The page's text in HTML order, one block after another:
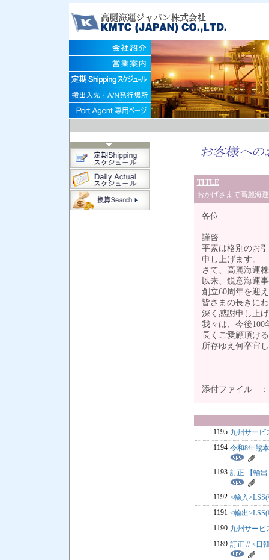
TITLE
おかげさまで高麗海
各位
謹啓
平素は格別のお
申し上げます。
さて、高麗海運
以来、鋭意海運
創立60周年を迎
皆さまの長きに
深く感謝申し上
我々は、今後100
長くご愛顧頂け
所存ゆえ何卒宜
添付ファイル
1195 九州サービ
1194 令和8年熊
1193 訂正 【輸
1192 <輸入
1191 <輸出
1190 九州サービ
1189 訂正 // <日